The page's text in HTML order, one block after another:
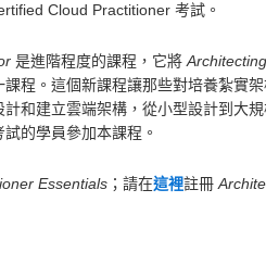
Cloud Practitioner 考試。
是進階程度的課程，它將
程。這個新課程讓那些對培養紮實
和建立雲端架構，從小型設計到大
的學員參加本課程。
Essentials ；請在這裡註冊